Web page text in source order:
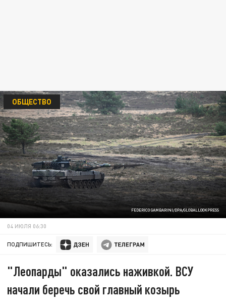
FEDERICO GAMBARINI/DPA/GLOBALLOOKPRESS
ОБЩЕСТВО
04 ИЮЛЯ 06:30
ПОДПИШИТЕСЬ:
"Леопарды" оказались наживкой. ВСУ
начали беречь свой главный козырь